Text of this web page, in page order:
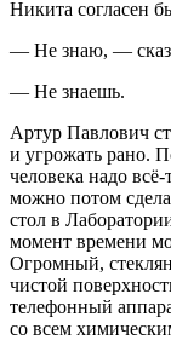
Никита согласен
— Не знаю, —
— Не знаешь.
Артур Павлович
и угрожать рано.
человека надо
можно потом
стол в
момент времени
Огромный,
чистой
телефонный
со всем